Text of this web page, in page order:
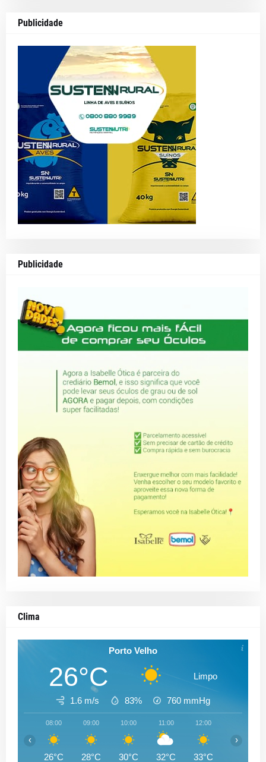
Publicidade
Publicidade
Clima
Porto Velho
26°C Limpo
1.6 m/s 83% 760 mmHg
08:00
26°C
09:00
28°C
10:00
30°C
11:00
32°C
12:00
33°C
‹ ›